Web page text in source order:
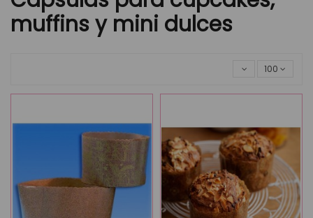
muffins y mini dulces
100